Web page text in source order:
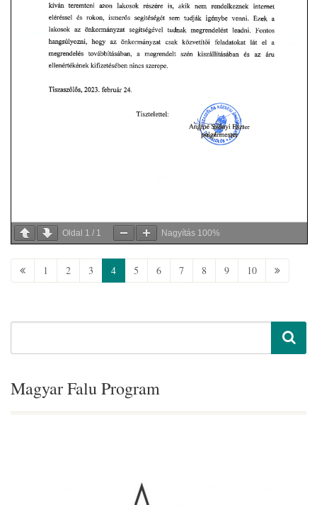
Oldal 1 / 1 Nagyítás 100%
1 2 3 4 5 6 7 8 9 10
Magyar Falu Program